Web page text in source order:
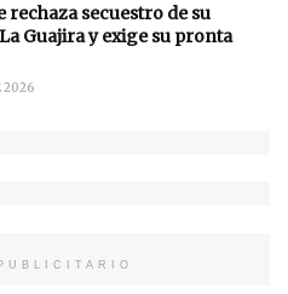
rechaza secuestro de su
Guajira y exige su pronta
2026